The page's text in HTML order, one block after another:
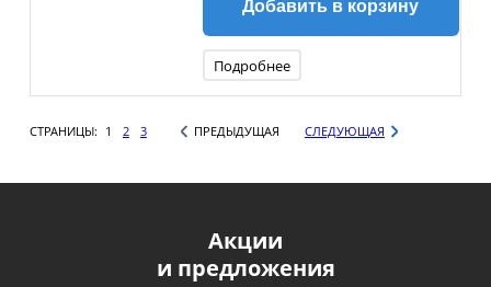
Добавить в корзину
Подробнее
СТРАНИЦЫ: 1 2 3 ПРЕДЫДУЩАЯ СЛЕДУЮЩАЯ
Акции
и предложения